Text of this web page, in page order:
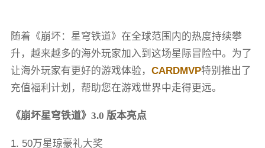
随着《崩坏：星穹铁道》在全球范围内的热度持续攀
升，越来越多的海外玩家加入到这场星际冒险中。为了
让海外玩家有更好的游戏体验 ， CARDMVP特别推出了
充值福利计划 ， 帮助您在游戏世界中走得更远。
《崩坏星穹铁道》 3.0 版本亮点
1. 50万星琼豪礼大奖